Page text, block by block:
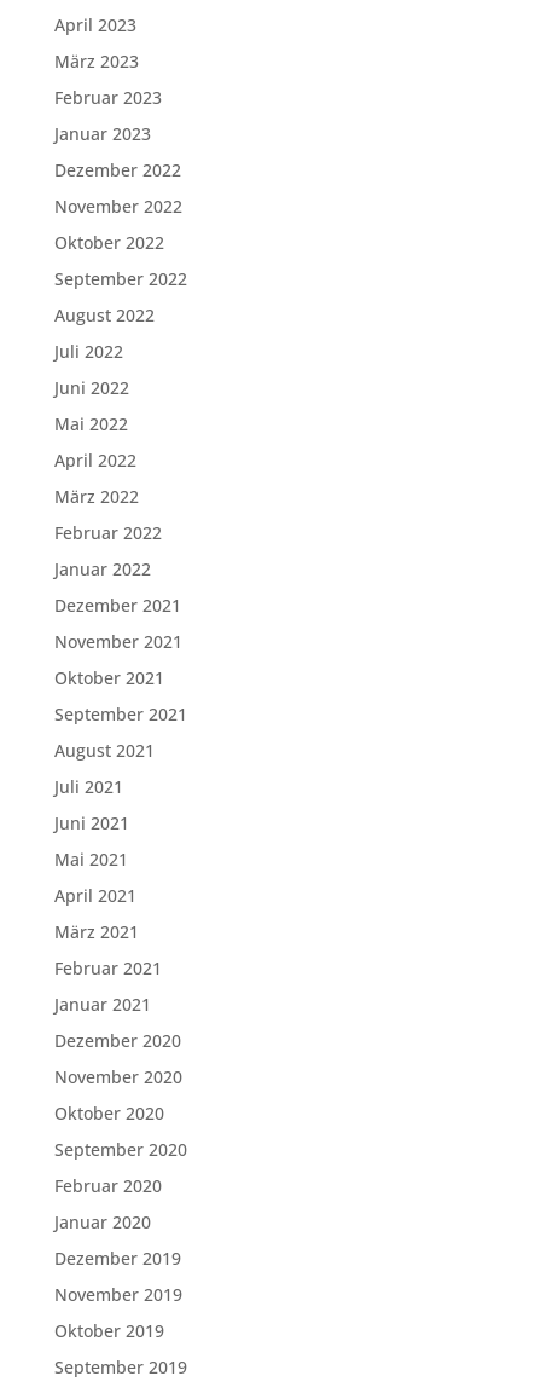
April 2023
März 2023
Februar 2023
Januar 2023
Dezember 2022
November 2022
Oktober 2022
September 2022
August 2022
Juli 2022
Juni 2022
Mai 2022
April 2022
März 2022
Februar 2022
Januar 2022
Dezember 2021
November 2021
Oktober 2021
September 2021
August 2021
Juli 2021
Juni 2021
Mai 2021
April 2021
März 2021
Februar 2021
Januar 2021
Dezember 2020
November 2020
Oktober 2020
September 2020
Februar 2020
Januar 2020
Dezember 2019
November 2019
Oktober 2019
September 2019